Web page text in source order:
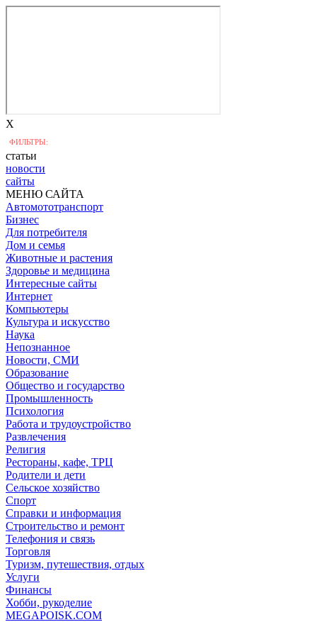
X
ФИЛЬТРЫ:
статьи
новости
сайты
МЕНЮ САЙТА
Автомототранспорт
Бизнес
Для потребителя
Дом и семья
Животные и растения
Здоровье и медицина
Интересные сайты
Интернет
Компьютеры
Культура и искусство
Наука
Непознанное
Новости, СМИ
Образование
Общество и государство
Промышленность
Психология
Работа и трудоустройство
Развлечения
Религия
Рестораны, кафе, ТРЦ
Родители и дети
Сельское хозяйство
Спорт
Справки и информация
Строительство и ремонт
Телефония и связь
Торговля
Туризм, путешествия, отдых
Услуги
Финансы
Хобби, рукоделие
MEGAPOISK.COM